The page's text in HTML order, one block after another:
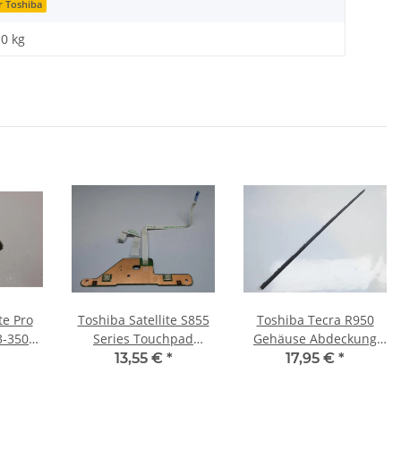
Toshiba
kg
Pro
350M
Toshiba Satellite S855
Series Touchpad
Maustasten Board
13,55 € *
Toshiba Tecra R950
Gehäuse Abdeckung
Blende Tastatur #4092
17,95 € *